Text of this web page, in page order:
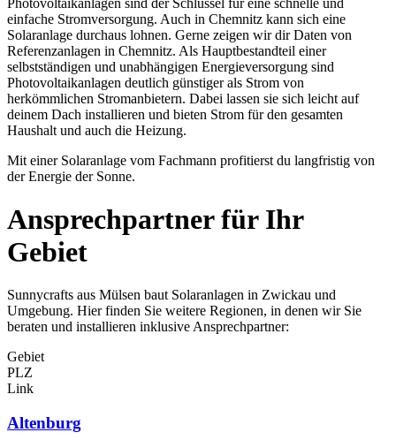
einfache Stromversorgung. Auch in Chemnitz kann sich eine
Solaranlage durchaus lohnen. Gerne zeigen wir dir Daten von
Referenzanlagen in Chemnitz. Als Hauptbestandteil einer
selbstständigen und unabhängigen Energieversorgung sind
Photovoltaikanlagen deutlich günstiger als Strom von
herkömmlichen Stromanbietern. Dabei lassen sie sich leicht auf
deinem Dach installieren und bieten Strom für den gesamten
Haushalt und auch die Heizung.
Mit einer Solaranlage vom Fachmann profitierst du langfristig von
der Energie der Sonne.
Ansprechpartner für Ihr
Gebiet
Sunnycrafts aus Mülsen baut Solaranlagen in Zwickau und
Umgebung. Hier finden Sie weitere Regionen, in denen wir Sie
beraten und installieren inklusive Ansprechpartner:
Gebiet
PLZ
Link
Altenburg